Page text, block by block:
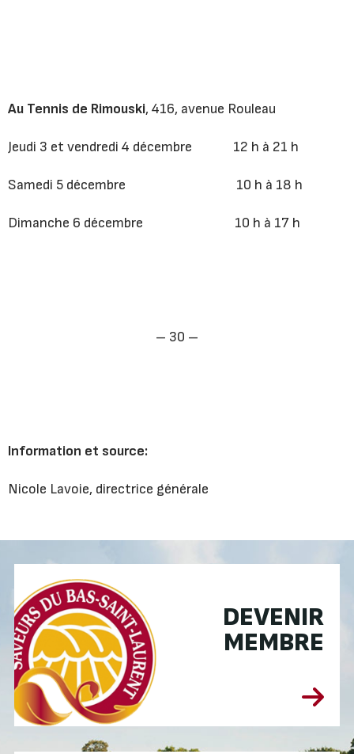
Au Tennis de Rimouski, 416, avenue Rouleau
Jeudi 3 et vendredi 4 décembre 12 h à 21 h
Samedi 5 décembre 10 h à 18 h
Dimanche 6 décembre 10 h à 17 h
– 30 –
Information et source:
Nicole Lavoie, directrice générale
DEVENIR
MEMBRE